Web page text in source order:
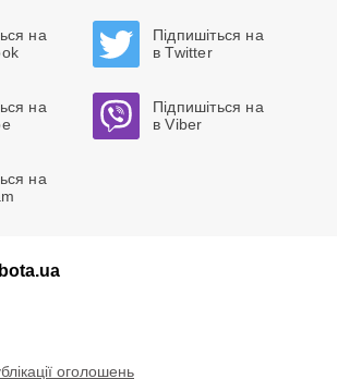
на
Підпишіться на
в Twitter
на
Підпишіться на
в Viber
на
оголошень